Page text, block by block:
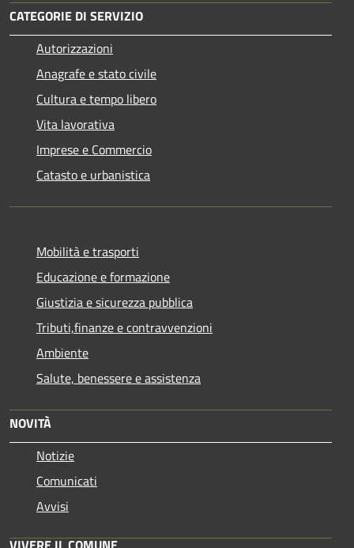
CATEGORIE DI SERVIZIO
Autorizzazioni
Anagrafe e stato civile
Cultura e tempo libero
Vita lavorativa
Imprese e Commercio
Catasto e urbanistica
Mobilità e trasporti
Educazione e formazione
Giustizia e sicurezza pubblica
Tributi,finanze e contravvenzioni
Ambiente
Salute, benessere e assistenza
NOVITÀ
Notizie
Comunicati
Avvisi